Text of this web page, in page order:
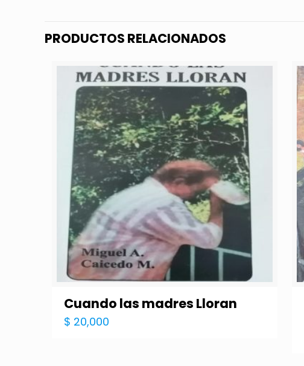
PRODUCTOS RELACIONADOS
Cuando las madres Lloran
$ 20,000